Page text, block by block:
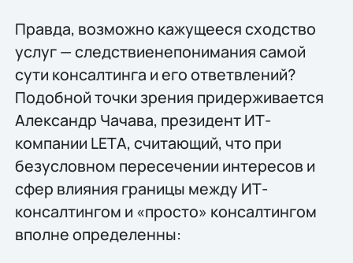
Правда, возможно кажущееся сходство
услуг — следствиенепонимания самой
сути консалтинга и его ответвлений?
Подобной точки зрения придерживается
Александр Чачава, президент ИТ-
компании LETA, считающий, что при
безусловном пересечении интересов и
сфер влияния границы между ИТ-
консалтингом и «просто» консалтингом
вполне определенны: